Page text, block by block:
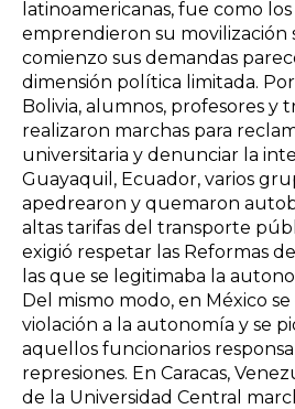
latinoamericanas, fue como
emprendieron su movilización
comienzo sus demandas
dimensión política limitada.
Bolivia, alumnos, profesores y
realizaron marchas para
universitaria y denunciar la
Guayaquil, Ecuador, varios
apedrearon y quemaron
altas tarifas del transporte
exigió respetar las Reformas
las que se legitimaba la
Del mismo modo, en México
violación a la autonomía y se
aquellos funcionarios
represiones. En Caracas,
de la Universidad Central